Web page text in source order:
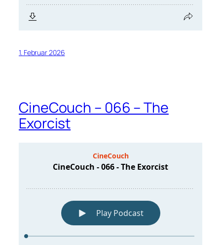
1. Februar 2026
CineCouch – 066 – The
Exorcist